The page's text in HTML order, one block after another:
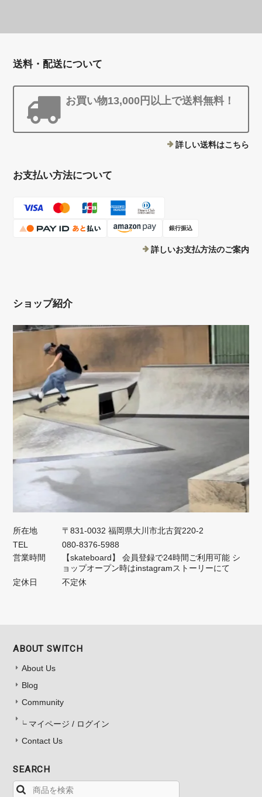
送料・配送について
お買い物13,000円以上で送料無料！
詳しい送料はこちら
お支払い方法について
銀行振込
詳しいお支払方法のご案内
ショップ紹介
所在地
〒831-0032 福岡県大川市北古賀220-2
TEL
080-8376-5988
営業時間
【skateboard】 会員登録で24時間ご利用可能 シ
ョップオープン時はinstagramストーリーにて
定休日
不定休
ABOUT SWITCH
About Us
Blog
Community
マイページ / ログイン
Contact Us
SEARCH